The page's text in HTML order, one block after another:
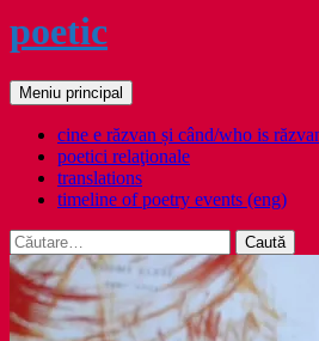
poetic
Caută
Meniu principal
cine e răzvan și când/who is
poetici relaţionale
translations
timeline of poetry events (eng)
Caută
după: